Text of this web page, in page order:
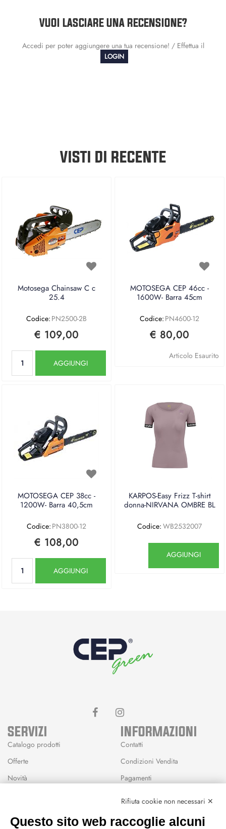
VUOI LASCIARE UNA RECENSIONE?
Accedi per poter aggiungere una tua recensione! / Effettua il
LOGIN
VISTI DI RECENTE
Motosega Chainsaw C c
25.4
Codice: PN2500-2B
€ 109,00
AGGIUNGI
MOTOSEGA CEP 46cc -
1600W- Barra 45cm
Codice: PN4600-12
€ 80,00
Articolo Esaurito
MOTOSEGA CEP 38cc -
1200W- Barra 40,5cm
Codice: PN3800-12
€ 108,00
AGGIUNGI
KARPOS-Easy Frizz T-shirt
donna-NIRVANA OMBRE BL
Codice: WB2532007
AGGIUNGI
SERVIZI
Catalogo prodotti
Offerte
Novità
INFORMAZIONI
Contatti
Condizioni Vendita
Pagamenti
Rifiuta cookie non necessari ✕
Questo sito web raccoglie alcuni